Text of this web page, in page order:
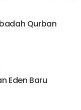
Qurban
Eden Baru